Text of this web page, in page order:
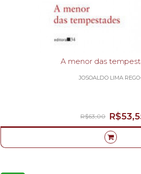
A menor das
JOSOALDO LIMA
R$63,00